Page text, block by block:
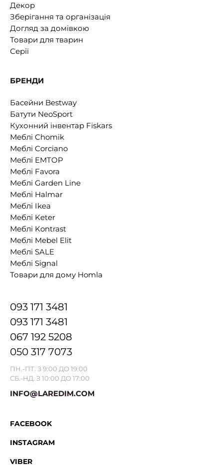
Декор
Зберігання та організація
Догляд за домівкою
Товари для тварин
Серії
БРЕНДИ
Басейни Bestway
Батути NeoSport
Кухонний інвентар Fiskars
Меблі Chomik
Меблі Corciano
Меблі EMTOP
Меблі Favora
Меблі Garden Line
Меблі Halmar
Меблі Ikea
Меблі Keter
Меблі Kontrast
Меблі Mebel Elit
Меблі SALE
Меблі Signal
Товари для дому Homla
093 171 3481
093 171 3481
067 192 5208
050 317 7073
ПН.-ПТ. З 9:00 ДО 19:00
СБ.-НД. З 10:00 ДО 17:00
INFO@LAREDIM.COM
FACEBOOK
INSTAGRAM
VIBER